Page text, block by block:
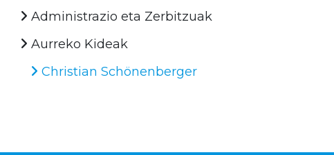
Administrazio eta Zerbitzuak
Aurreko Kideak
Christian Schönenberger